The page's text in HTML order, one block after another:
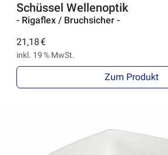
Schüssel Wellenoptik
- Rigaflex / Bruchsicher -
21,18 €
inkl. 19 % MwSt.
Zum Produkt